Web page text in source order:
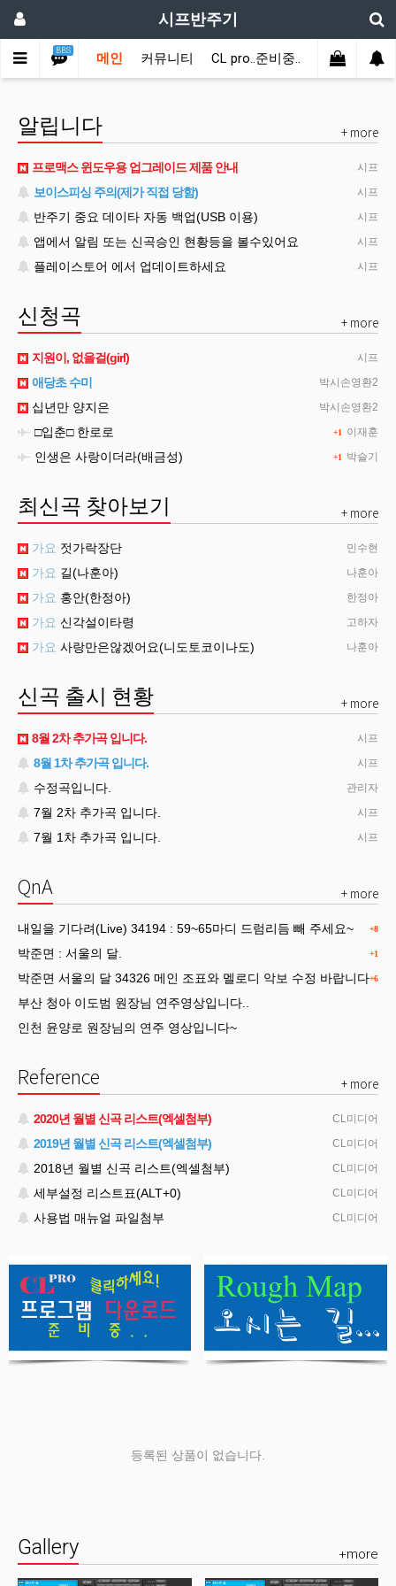
시프반주기
BBS
메인 커뮤니티 CL pro..준비중.. 자료실 신
PROFESSIONAL - C L 반주기.
+ more
알립니다
시프
프로맥스 윈도우용 업그레이드 제품 안내
시프
보이스피싱 주의(제가 직접 당함)
시프
반주기 중요 데이타 자동 백업(USB 이용)
시프
앱에서 알림 또는 신곡승인 현황등을 볼수있어요
시프
플레이스토어 에서 업데이트하세요
+ more
신청곡
시프
지원이, 없을걸(girl)
박시손영환2
애당초 수미
박시손영환2
십년만 양지은
+1 이재훈
□입춘□ 한로로
+1 박슬기
인생은 사랑이더라(배금성)
+ more
최신곡 찾아보기
민수현
가요 젓가락장단
나훈아
가요 길(나훈아)
한정아
가요 홍안(한정아)
고하자
가요 신각설이타령
나훈아
가요 사랑만은않겠어요(니도토코이나도)
+ more
신곡 출시 현황
시프
8월 2차 추가곡 입니다.
시프
8월 1차 추가곡 입니다.
관리자
수정곡입니다.
시프
7월 2차 추가곡 입니다.
시프
7월 1차 추가곡 입니다.
+ more
QnA
+8
내일을 기다려(Live) 34194 : 59~65마디 드럼리듬 빼 주세요~
+1
박준면 : 서울의 달.
+6
박준면 서울의 달 34326 메인 조표와 멜로디 악보 수정 바랍니다
부산 청아 이도범 원장님 연주영상입니다..
인천 윤양로 원장님의 연주 영상입니다~
+ more
Reference
CL미디어
2020년 월별 신곡 리스트(엑셀첨부)
CL미디어
2019년 월별 신곡 리스트(엑셀첨부)
CL미디어
2018년 월별 신곡 리스트(엑셀첨부)
CL미디어
세부설정 리스트표(ALT+0)
CL미디어
사용법 매뉴얼 파일첨부
등록된 상품이 없습니다.
+more
Gallery